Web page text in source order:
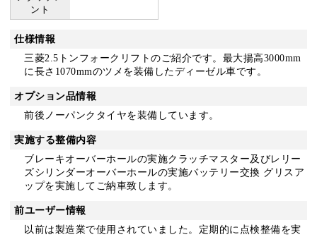
ント
仕様情報
三菱2.5トンフォークリフトのご紹介です。最大揚高3000mm
に長さ1070mmのツメを装備したディーゼル車です。
オプション品情報
前後ノーパンクタイヤを装備しています。
実施する整備内容
ブレーキオーバーホールの実施クラッチマスター及びレリー
ズシリンダーオーバーホールの実施バッテリー交換 グリスア
ップを実施してご納車致します。
前ユーザー情報
以前は製造業で使用されていました。定期的に点検整備を実